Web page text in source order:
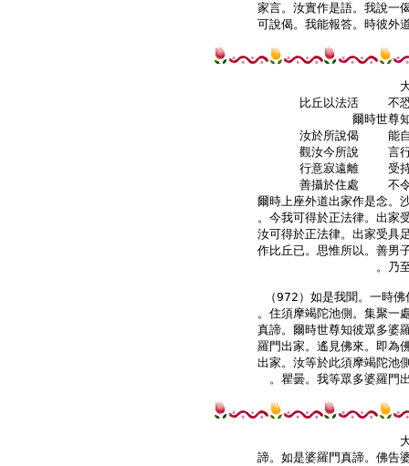
家言。汝實作是語。我說一
可說偈。我能報答。時彼外
比丘以法活    不
爾時世尊
汝於所說偈    能
觀汝今所說    言
行意寂遠離    受
善攝於住處    不
爾時上座外道出家作是念。
。今我可得於正法律。出家
汝可得於正法律。出家受具
作比丘已。思惟所以。善男
。乃
（972）如是我聞。一時
。住須摩竭陀池側。集聚一
真諦。爾時世尊知彼眾多婆
羅門出家。遙見佛來。即為
出家。汝等於此須摩竭陀池
。瞿曇。我等眾多婆羅門
諦。如是婆羅門真諦。佛告